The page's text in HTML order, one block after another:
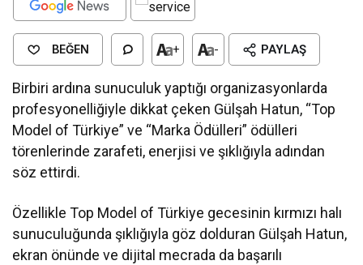
BEĞEN + - PAYLAŞ
Birbiri ardına sunuculuk yaptığı organizasyonlarda
profesyonelliğiyle dikkat çeken Gülşah Hatun, “Top
Model of Türkiye” ve “Marka Ödülleri” ödülleri
törenlerinde zarafeti, enerjisi ve şıklığıyla adından
söz ettirdi.
Özellikle Top Model of Türkiye gecesinin kırmızı halı
sunuculuğunda şıklığıyla göz dolduran Gülşah Hatun,
ekran önünde ve dijital mecrada da başarılı